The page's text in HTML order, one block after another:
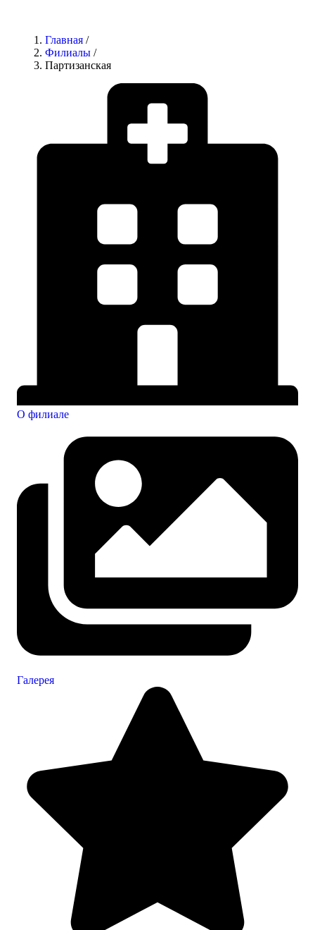
Главная /
Филиалы /
Партизанская
О филиале
Галерея